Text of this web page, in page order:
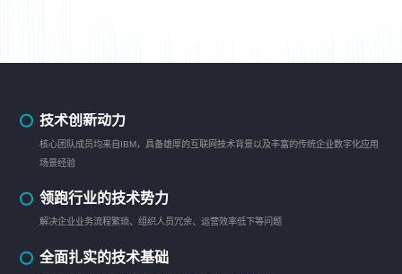
技术创新动力
核心团队成员均来自IBM，具备雄厚的互联网技术背景以及丰富的传统企业数字化应用
场景经验
领跑行业的技术势力
解决企业业务流程繁琐、组织人员冗余、运营效率低下等问题
全面扎实的技术基础